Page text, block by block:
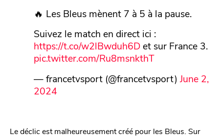
🔥 Les Bleus mènent 7 à 5 à la pause.
Suivez le match en direct ici :
https://t.co/w2lBwduh6Det sur France 3.
pic.twitter.com/Ru8msnkthT
— francetvsport (@francetvsport) June 2,
2024
Le déclic est malheureusement créé pour les Bleus. Sur